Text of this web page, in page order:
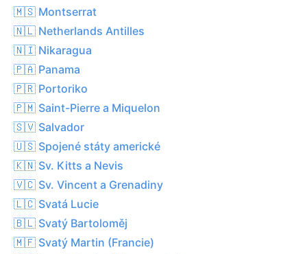
🇲🇸 Montserrat
🇳🇱 Netherlands Antilles
🇳🇮 Nikaragua
🇵🇦 Panama
🇵🇷 Portoriko
🇵🇲 Saint-Pierre a Miquelon
🇸🇻 Salvador
🇺🇸 Spojené státy americké
🇰🇳 Sv. Kitts a Nevis
🇻🇨 Sv. Vincent a Grenadiny
🇱🇨 Svatá Lucie
🇧🇱 Svatý Bartoloměj
🇲🇫 Svatý Martin (Francie)